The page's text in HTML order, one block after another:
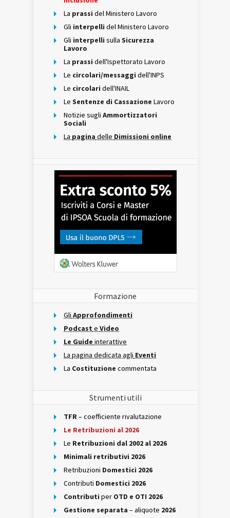
La prassi del Ministero Lavoro
Gli interpelli del Ministero Lavoro
Gli interpelli sulla Sicurezza
Lavoro
La prassi dell'Ispettorato Lavoro
Le circolari/messaggi dell'INPS
Le circolari dell'INAIL
Le Sentenze di Cassazione Lavoro
Notizie sugli Ammortizzatori
Sociali
La pagina delle Dimissioni online
Formazione
Gli Approfondimenti
Podcast e Video
Le Guide interattive
La pagina dedicata agli Eventi
La Costituzione commentata
Strumenti utili
TFR– coefficiente rivalutazione
Le Retribuzioni al 2026
Le Retribuzioni dal 2002 al 2026
Minimali retributivi 2026
Retribuzioni Domestici 2026
Contributi Domestici 2026
Contributi per OTD e OTI 2026
Gestione separata – aliquote 2026